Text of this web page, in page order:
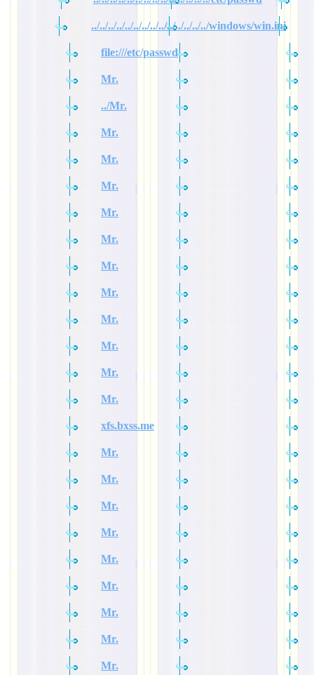
../../../../../../../../../../../../../../windows/win.ini
file:///etc/passwd
Mr.
../Mr.
Mr.
Mr.
Mr.
Mr.
Mr.
Mr.
Mr.
Mr.
Mr.
Mr.
Mr.
xfs.bxss.me
Mr.
Mr.
Mr.
Mr.
Mr.
Mr.
Mr.
Mr.
Mr.